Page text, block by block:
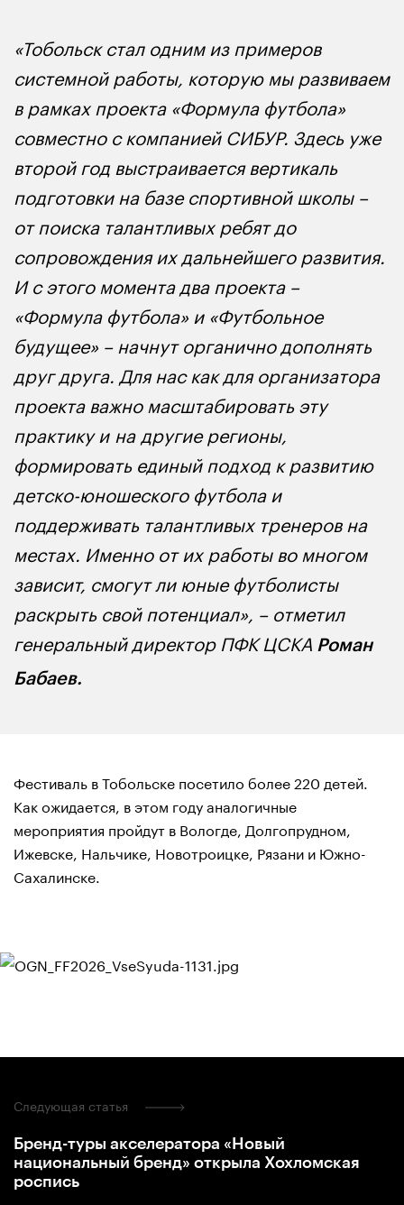
«Тобольск стал одним из примеров
системной работы, которую мы развиваем
в рамках проекта «Формула футбола»
совместно с компанией СИБУР. Здесь уже
второй год выстраивается вертикаль
подготовки на базе спортивной школы –
от поиска талантливых ребят до
сопровождения их дальнейшего развития.
И с этого момента два проекта –
«Формула футбола» и «Футбольное
будущее» – начнут органично дополнять
друг друга. Для нас как для организатора
проекта важно масштабировать эту
практику и на другие регионы,
формировать единый подход к развитию
детско-юношеского футбола и
поддерживать талантливых тренеров на
местах. Именно от их работы во многом
зависит, смогут ли юные футболисты
раскрыть свой потенциал», – отметил
генеральный директор ПФК ЦСКА Роман
Бабаев.
Фестиваль в Тобольске посетило более 220 детей.
Как ожидается, в этом году аналогичные
мероприятия пройдут в Вологде, Долгопрудном,
Ижевске, Нальчике, Новотроицке, Рязани и Южно-
Сахалинске.
Следующая статья
Бренд-туры акселератора «Новый
национальный бренд» открыла Хохломская
роспись